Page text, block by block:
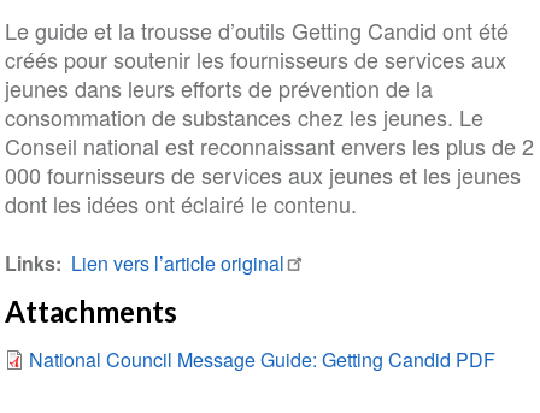
Le guide et la trousse d’outils Getting Candid ont été
créés pour soutenir les fournisseurs de services aux
jeunes dans leurs efforts de prévention de la
consommation de substances chez les jeunes. Le
Conseil national est reconnaissant envers les plus de 2
000 fournisseurs de services aux jeunes et les jeunes
dont les idées ont éclairé le contenu.
Links Lien vers l’article original
Attachments
National Council Message Guide: Getting Candid PDF